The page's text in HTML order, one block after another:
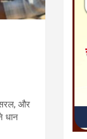
सरल, और
धान